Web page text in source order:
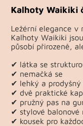
Kalhoty Waikiki
Ležérní elegance v
Kalhoty Waikiki
působí přirozeně,
✔ látka se
✔ nemačká se
✔ lehký a
✔ dvě praktické
✔ pružný pas na
✔ stylové balonové
✔ kousek pro